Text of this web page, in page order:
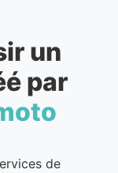
un
par
de